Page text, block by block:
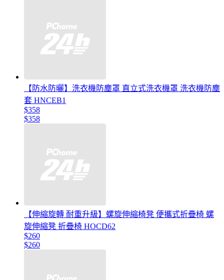
【防水防曬】洗衣機防塵罩 直立式洗衣機罩 洗衣機防塵
套 HNCEB1
$358
$358
【伸縮旋轉 耐重升級】螺旋伸縮椅凳 便攜式折疊椅 螺
旋伸縮凳 折疊椅 HOCD62
$260
$260